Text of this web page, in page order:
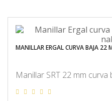
MANILLAR ERGAL CURVA BAJA 22
Manillar SRT 22 mm